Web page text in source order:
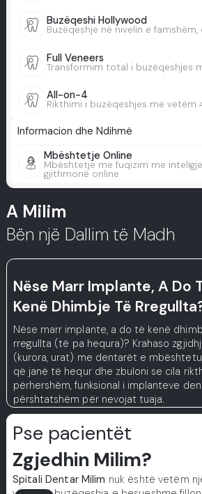
Buzëqeshi Hollywood
Buzëqeshje në nivelin e
Full Veneers
Transformim total i buzëqeshjes
All-on-4
Rikthimi i buzëqeshjes me vetëm
Informacion dhe Ndihmë
Mbështetje Online
Mbështetje me fuqizim me
gjithmonë online
A Milim
Bën një Dallim të Madh
Nëse Marr Implante, A Do
Kenë Dhimbje Të
Nëse marr implante, a do të kenë
rregullta (të pa hequra)? Krahaso
(kurora, urat) me dentarët e
që janë të hequr dhe zbuloni se cila
përhershëm, funksional i implanteve
përshtatshëm për nevojat tuaja.
Pse pacientët
Zgjedhin Milim?
Spitali Dentar Milim nuk është vetëm